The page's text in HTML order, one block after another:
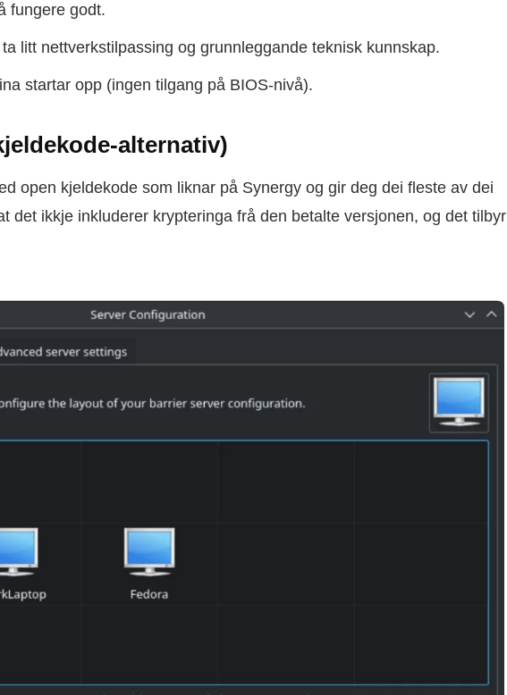
fungere godt.
litt nettverkstilpassing og grunnleggande teknisk kunnskap.
startar opp (ingen tilgang på BIOS-nivå).
alternativ)
open kjeldekode som liknar på Synergy og gir deg dei fleste av dei
det ikkje inkluderer krypteringa frå den betalte versjonen, og det tilbyr